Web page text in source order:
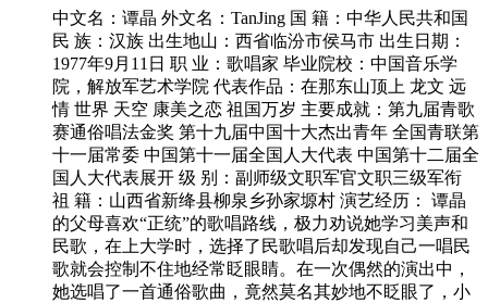
中文名：谭晶 外文名：TanJing 国 籍：中华人民共和国
民 族：汉族 出生地山：西省临汾市侯马市 出生日期：
1977年9月11日 职 业：歌唱家 毕业院校：中国音乐学
院，解放军艺术学院 代表作品：在那东山顶上 龙文 远
情 世界 天空 康美之恋 祖国万岁 主要成就：第九届青歌
赛通俗唱法金奖 第十九届中国十大杰出青年 全国青联第
十一届常委 中国第十一届全国人大代表 中国第十二届全
国人大代表展开 级 别：副师级文职军官文职三级军衔
祖 籍：山西省新绛县柳泉乡孙家塬村 演艺经历： 谭晶
的父母喜欢“正统”的歌唱路线，极力劝说她学习美声和
民歌，在上大学时，选择了民歌唱后却发现自己一唱民
歌就会控制不住地经常眨眼睛。在一次偶然的演出中，
她选唱了一首通俗歌曲，竟然莫名其妙地不眨眼了，小